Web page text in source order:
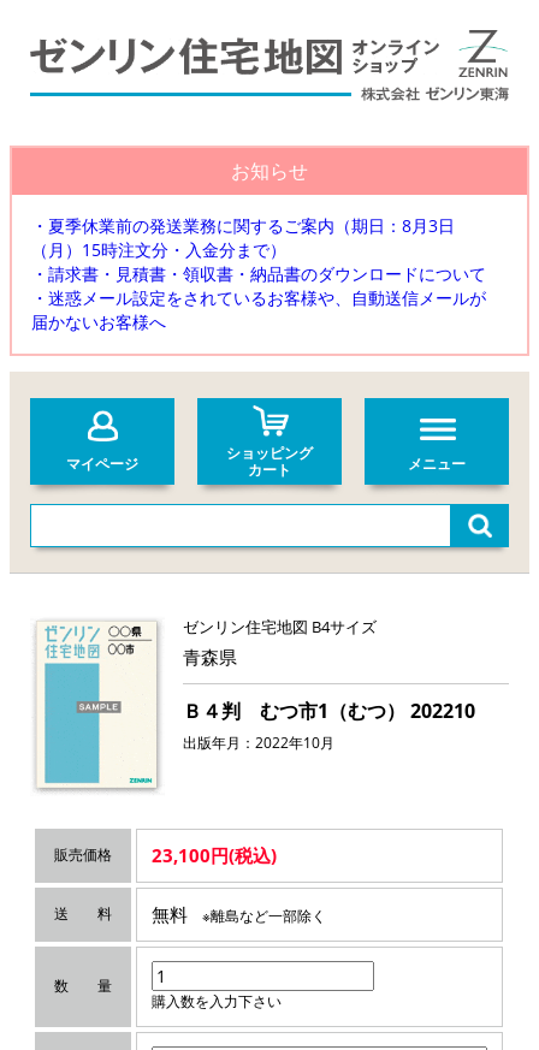
お知らせ
・夏季休業前の発送業務に関するご案内（期日：8月3日
（月）15時注文分・入金分まで）
・請求書・見積書・領収書・納品書のダウンロードについて
・迷惑メール設定をされているお客様や、自動送信メールが
届かないお客様へ
マイページ
ショッピング
カート
メニュー
ゼンリン住宅地図 B4サイズ
青森県
Ｂ４判 むつ市1（むつ） 202210
出版年月：2022年10月
販売価格 23,100円(税込)
送 料 無料 ※離島など一部除く
数 量
購入数を入力下さい